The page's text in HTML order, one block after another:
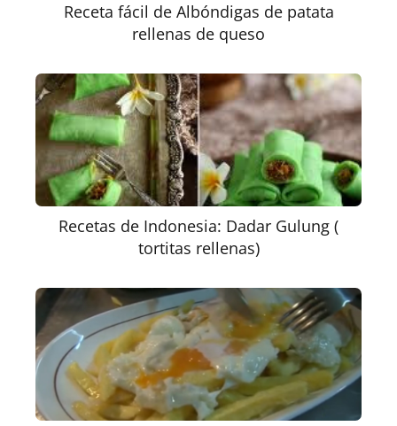
Receta fácil de Albóndigas de patata
rellenas de queso
Recetas de Indonesia: Dadar Gulung (
tortitas rellenas)